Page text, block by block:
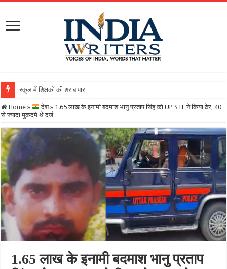
स्कूल में शिक्षकों की शराब पार्टी का वीडियो वायरल, DEO
Home » देश » 1.65 लाख के इनामी बदमाश भानु प्रताप सिंह को UP STF ने किया ढेर, 40
से ज्यादा मुकदमे थे दर्ज
1.65 लाख के इनामी बदमाश भानु प्रताप